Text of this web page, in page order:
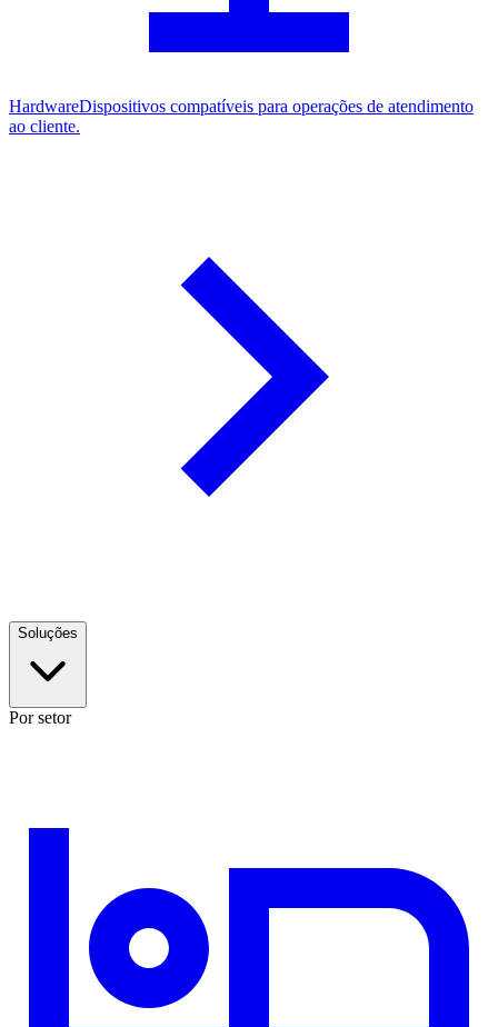
HardwareDispositivos compatíveis para operações de atendimento
ao cliente.
Soluções
Por setor